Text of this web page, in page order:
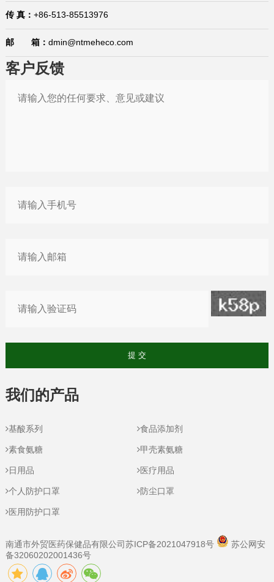
传 真： +86-513-85513976
邮 箱： dmin@ntmeheco.com
客户反馈
我们的产品
基酸系列 食品添加剂
素食氨糖 甲壳素氨糖
日用品 医疗用品
个人防护口罩 防尘口罩
医用防护口罩
南通市外贸医药保健品有限公司苏ICP备2021047918号
苏公网安
备32060202001436号